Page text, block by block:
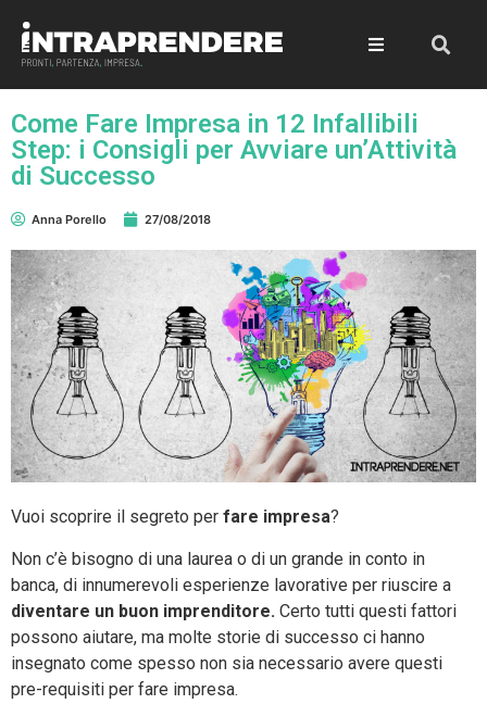
Come Fare Impresa in 12 Infallibili
Step: i Consigli per Avviare un’Attività
di Successo
Anna Porello 27/08/2018
Vuoi scoprire il segreto per fare impresa?
Non c’è bisogno di una laurea o di un grande in conto in
banca, di innumerevoli esperienze lavorative per riuscire a
diventare un buon imprenditore. Certo tutti questi fattori
possono aiutare, ma molte storie di successo ci hanno
insegnato come spesso non sia necessario avere questi
pre-requisiti per fare impresa.